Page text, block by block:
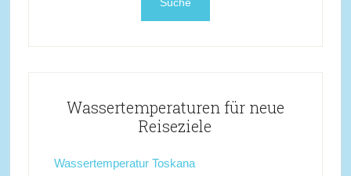
Wassertemperaturen für neue
Reiseziele
Wassertemperatur Toskana